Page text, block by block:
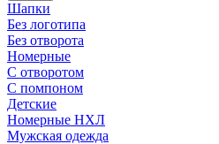
Шапки
Без логотипа
Без отворота
Номерные
С отворотом
С помпоном
Детские
Номерные НХЛ
Мужская одежда